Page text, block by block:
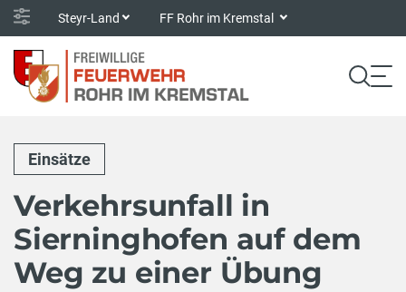
Steyr-Land FF Rohr im Kremstal
Einsätze
Verkehrsunfall in
Sierninghofen auf dem
Weg zu einer Übung